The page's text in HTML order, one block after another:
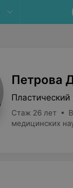
Петрова
Пластический
Стаж 26 лет •
медицинских